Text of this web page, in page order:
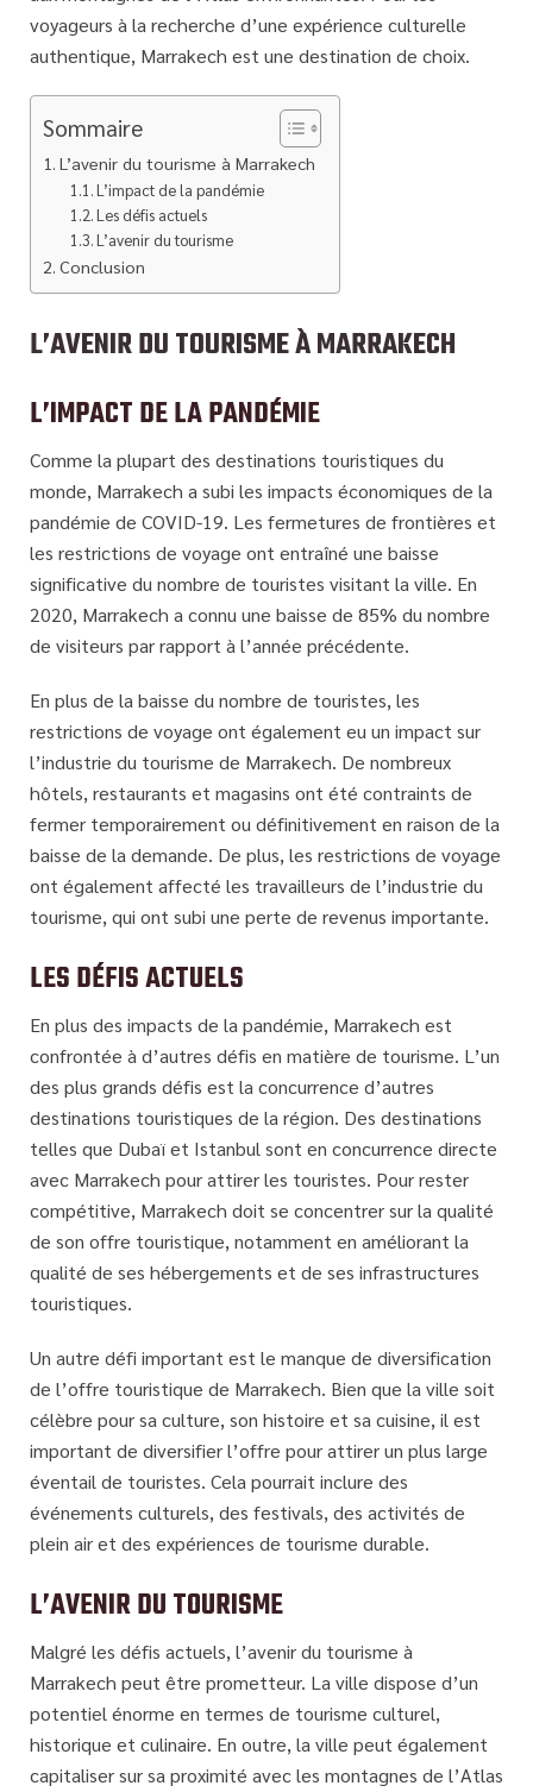
voyageurs à la recherche d’une expérience culturelle
authentique, Marrakech est une destination de choix.
Sommaire
L’avenir du tourisme à Marrakech
L’impact de la pandémie
Les défis actuels
L’avenir du tourisme
Conclusion
L’AVENIR DU TOURISME À MARRAKECH
L’IMPACT DE LA PANDÉMIE
Comme la plupart des destinations touristiques du
monde, Marrakech a subi les impacts économiques de la
pandémie de COVID-19. Les fermetures de frontières et
les restrictions de voyage ont entraîné une baisse
significative du nombre de touristes visitant la ville. En
2020, Marrakech a connu une baisse de 85% du nombre
de visiteurs par rapport à l’année précédente.
En plus de la baisse du nombre de touristes, les
restrictions de voyage ont également eu un impact sur
l’industrie du tourisme de Marrakech. De nombreux
hôtels, restaurants et magasins ont été contraints de
fermer temporairement ou définitivement en raison de la
baisse de la demande. De plus, les restrictions de voyage
ont également affecté les travailleurs de l’industrie du
tourisme, qui ont subi une perte de revenus importante.
LES DÉFIS ACTUELS
En plus des impacts de la pandémie, Marrakech est
confrontée à d’autres défis en matière de tourisme. L’un
des plus grands défis est la concurrence d’autres
destinations touristiques de la région. Des destinations
telles que Dubaï et Istanbul sont en concurrence directe
avec Marrakech pour attirer les touristes. Pour rester
compétitive, Marrakech doit se concentrer sur la qualité
de son offre touristique, notamment en améliorant la
qualité de ses hébergements et de ses infrastructures
touristiques.
Un autre défi important est le manque de diversification
de l’offre touristique de Marrakech. Bien que la ville soit
célèbre pour sa culture, son histoire et sa cuisine, il est
important de diversifier l’offre pour attirer un plus large
éventail de touristes. Cela pourrait inclure des
événements culturels, des festivals, des activités de
plein air et des expériences de tourisme durable.
L’AVENIR DU TOURISME
Malgré les défis actuels, l’avenir du tourisme à
Marrakech peut être prometteur. La ville dispose d’un
potentiel énorme en termes de tourisme culturel,
historique et culinaire. En outre, la ville peut également
capitaliser sur sa proximité avec les montagnes de l’Atlas